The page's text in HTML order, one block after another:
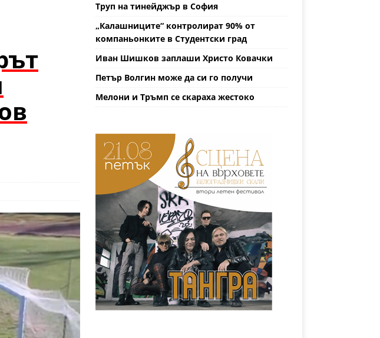
Труп на тинейджър в София
„Калашниците“ контролират 90% от
компаньонките в Студентски град
Иван Шишков заплаши Христо Ковачки
Петър Волгин може да си го получи
Мелони и Тръмп се скараха жестоко